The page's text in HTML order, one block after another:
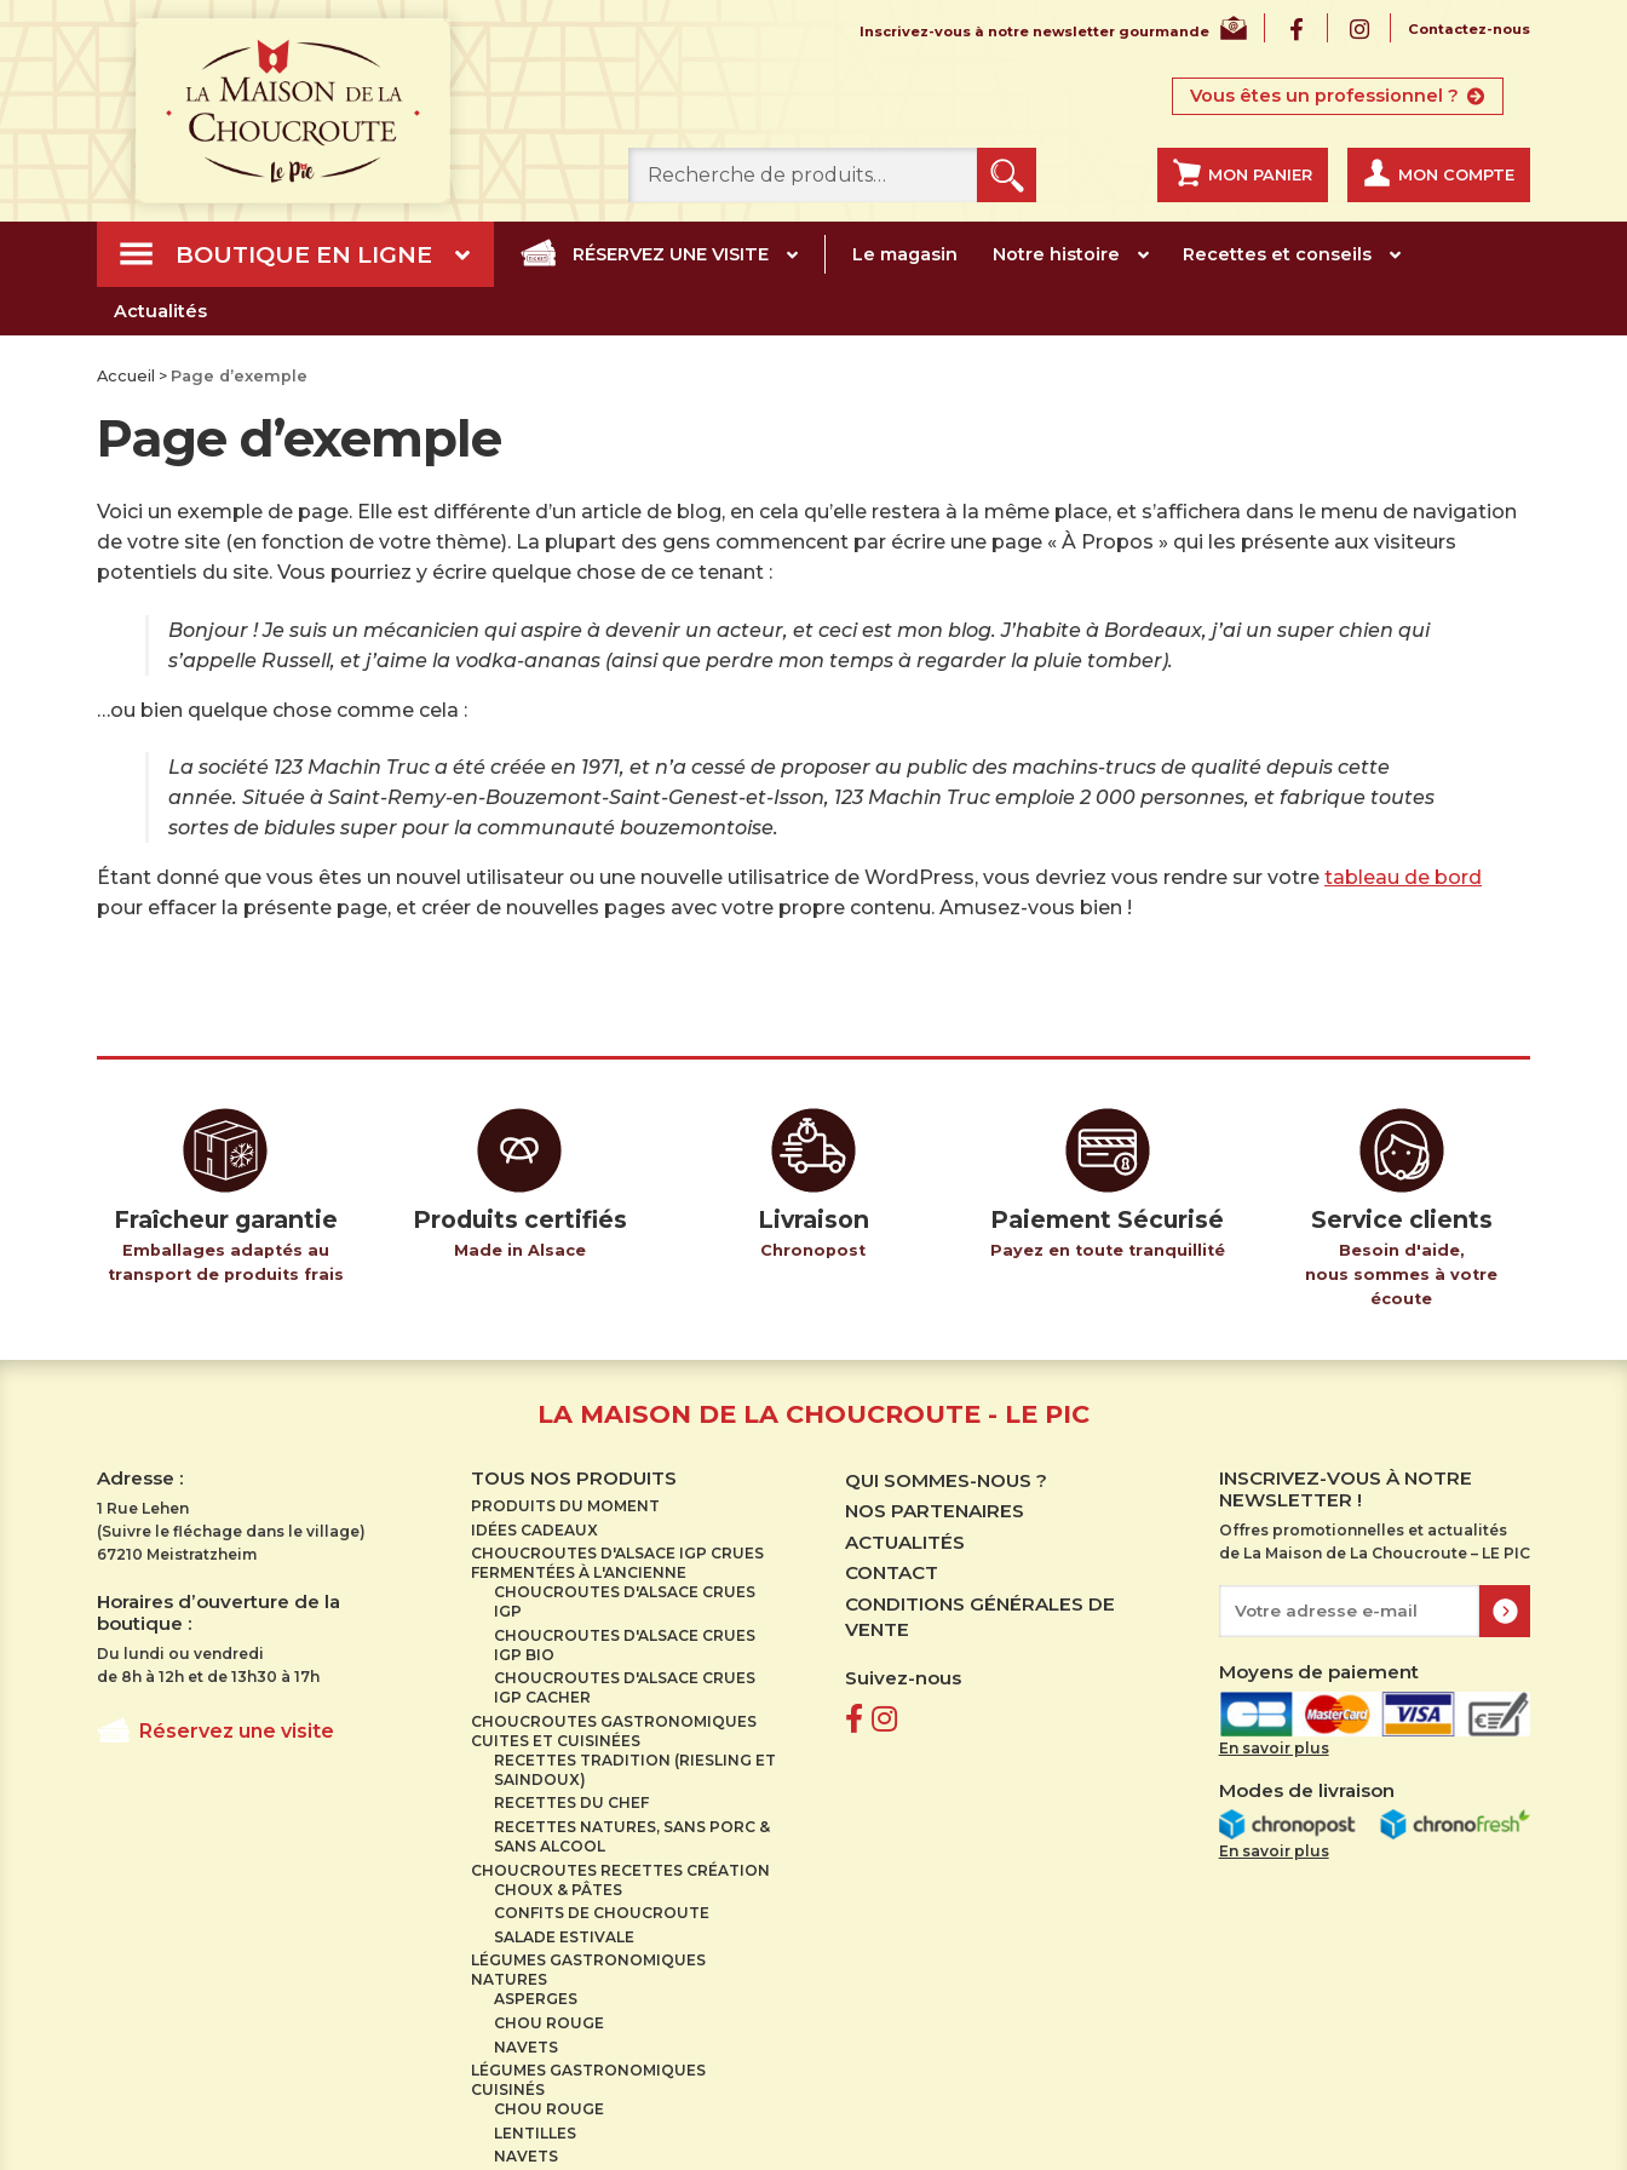
pour :
Vous êtes un professionnel ?
Inscrivez-vous à notre newsletter gourmande Contactez-nous
MON PANIER MON COMPTE
BOUTIQUE EN LIGNE RÉSERVEZ UNE VISITE Le magasin Notre histoire Recettes et conseils
Actualités
Accueil > Page d’exemple
Page d’exemple
Voici un exemple de page. Elle est différente d’un article de blog, en cela qu’elle restera à la même place, et s’affichera dans le menu de navigation
de votre site (en fonction de votre thème). La plupart des gens commencent par écrire une page « À Propos » qui les présente aux visiteurs
potentiels du site. Vous pourriez y écrire quelque chose de ce tenant :
Bonjour ! Je suis un mécanicien qui aspire à devenir un acteur, et ceci est mon blog. J’habite à Bordeaux, j’ai un super chien qui
s’appelle Russell, et j’aime la vodka-ananas (ainsi que perdre mon temps à regarder la pluie tomber).
…ou bien quelque chose comme cela :
La société 123 Machin Truc a été créée en 1971, et n’a cessé de proposer au public des machins-trucs de qualité depuis cette
année. Située à Saint-Remy-en-Bouzemont-Saint-Genest-et-Isson, 123 Machin Truc emploie 2 000 personnes, et fabrique toutes
sortes de bidules super pour la communauté bouzemontoise.
Étant donné que vous êtes un nouvel utilisateur ou une nouvelle utilisatrice de WordPress, vous devriez vous rendre sur votre tableau de bord
pour effacer la présente page, et créer de nouvelles pages avec votre propre contenu. Amusez-vous bien !
Fraîcheur garantie
Emballages adaptés au
transport de produits frais
Produits certifiés
Made in Alsace
Livraison
Chronopost
Paiement Sécurisé
Payez en toute tranquillité
Service clients
Besoin d'aide,
nous sommes à votre
écoute
LA MAISON DE LA CHOUCROUTE - LE PIC
Adresse :
1 Rue Lehen
(Suivre le fléchage dans le village)
67210 Meistratzheim
Horaires d’ouverture de la
boutique :
Du lundi ou vendredi
de 8h à 12h et de 13h30 à 17h
Réservez une visite
TOUS NOS PRODUITS
PRODUITS DU MOMENT
IDÉES CADEAUX
CHOUCROUTES D'ALSACE IGP CRUES
FERMENTÉES À L'ANCIENNE
CHOUCROUTES D'ALSACE CRUES
IGP
CHOUCROUTES D'ALSACE CRUES
IGP BIO
CHOUCROUTES D'ALSACE CRUES
IGP CACHER
CHOUCROUTES GASTRONOMIQUES
CUITES ET CUISINÉES
RECETTES TRADITION (RIESLING ET
SAINDOUX)
RECETTES DU CHEF
RECETTES NATURES, SANS PORC &
SANS ALCOOL
CHOUCROUTES RECETTES CRÉATION
CHOUX & PÂTES
CONFITS DE CHOUCROUTE
SALADE ESTIVALE
LÉGUMES GASTRONOMIQUES
NATURES
ASPERGES
CHOU ROUGE
NAVETS
LÉGUMES GASTRONOMIQUES
CUISINÉS
CHOU ROUGE
LENTILLES
NAVETS
QUI SOMMES-NOUS ?
NOS PARTENAIRES
ACTUALITÉS
CONTACT
CONDITIONS GÉNÉRALES DE
VENTE
Suivez-nous
INSCRIVEZ-VOUS À NOTRE
NEWSLETTER !
Offres promotionnelles et actualités
de La Maison de La Choucroute – LE PIC
Moyens de paiement
En savoir plus
Modes de livraison
En savoir plus